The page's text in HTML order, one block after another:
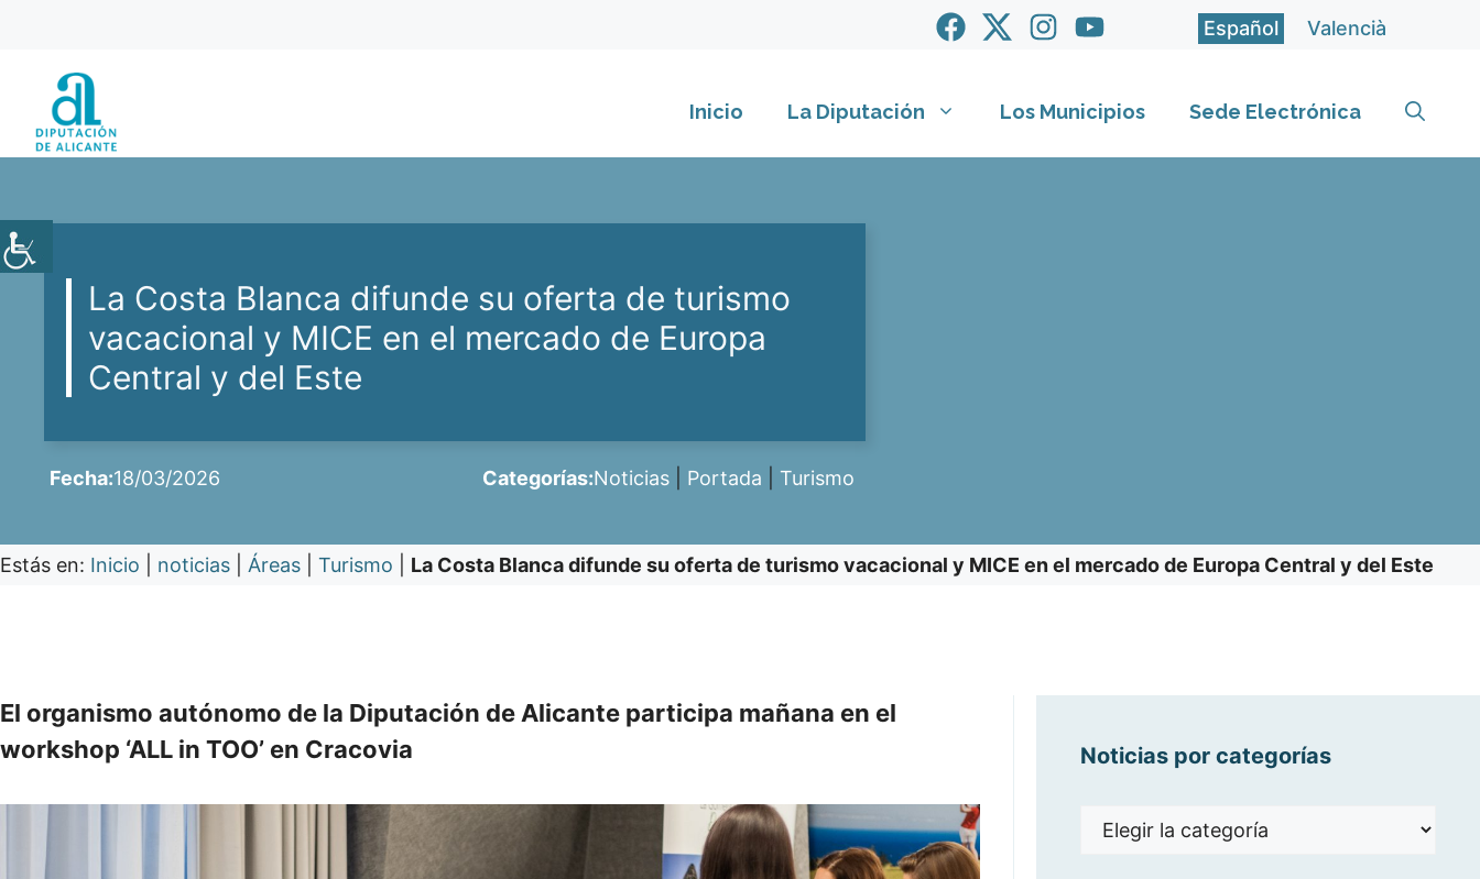
contenido
Español Valencià
Inicio La Diputación Los Municipios Sede Electrónica
La Costa Blanca difunde su oferta de turismo
vacacional y MICE en el mercado de Europa
Central y del Este
Fecha:18/03/2026 Categorías:Noticias Portada Turismo
Estás en: Inicio noticias Áreas Turismo La Costa Blanca difunde su oferta de turismo vacacional y MICE en el mercado de Europa Central y del Este
El organismo autónomo de la Diputación de Alicante participa mañana en el
workshop ‘ALL in TOO’ en Cracovia
Noticias por categorías
Noticias